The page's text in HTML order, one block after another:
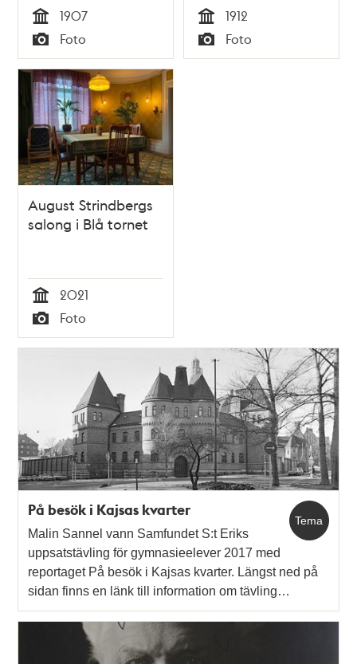
Tid
1907
Typ
Foto Tid
1912
Typ
Foto
August Strindbergs
salong i Blå tornet
Tid
2021
Typ
Foto
Tema
På besök i Kajsas kvarter
Malin Sannel vann Samfundet S:t Eriks
uppsatstävling för gymnasieelever 2017 med
reportaget På besök i Kajsas kvarter. Längst ned på
sidan finns en länk till information om tävling…